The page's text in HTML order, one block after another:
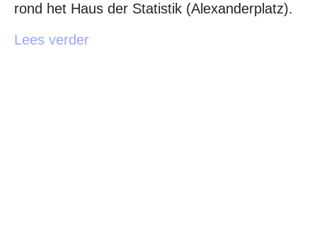
rond het Haus der Statistik (Alexanderplatz).
Lees verder